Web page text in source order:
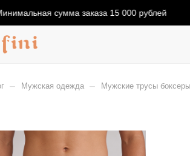
сумма заказа 15 000 рублей
– Мужская одежда – Мужские трусы